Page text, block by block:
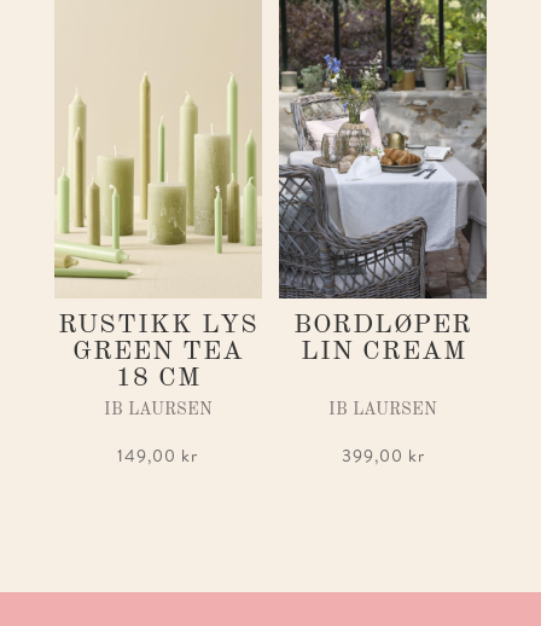
RUSTIKK LYS
GREEN TEA
18 CM
IB LAURSEN
149,00 kr
BORDLØPER
LIN CREAM
IB LAURSEN
399,00 kr